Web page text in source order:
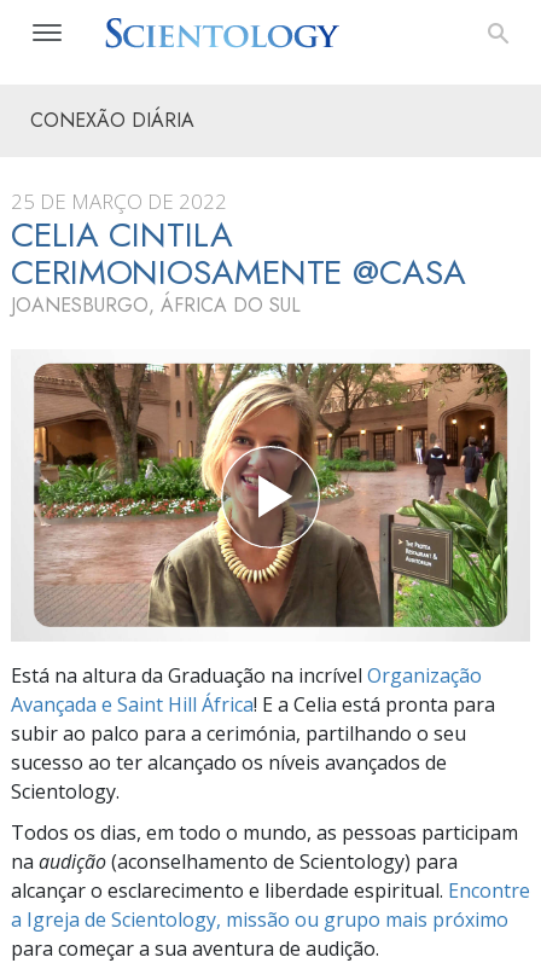
CONEXÃO DIÁRIA
25 DE MARÇO DE 2022
CELIA CINTILA
CERIMONIOSAMENTE @CASA
JOANESBURGO, ÁFRICA DO SUL
Está na altura da Graduação na incrível Organização
Avançada e Saint Hill África! E a Celia está pronta para
subir ao palco para a cerimónia, partilhando o seu
sucesso ao ter alcançado os níveis avançados de
Scientology.
Todos os dias, em todo o mundo, as pessoas participam
na audição(aconselhamento de Scientology) para
alcançar o esclarecimento e liberdade espiritual. Encontre
a Igreja de Scientology, missão ou grupo mais próximo
para começar a sua aventura de audição.